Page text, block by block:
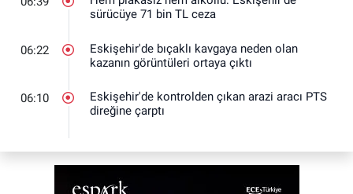
sürücüye 71 bin TL ceza
06:22
Eskişehir'de bıçaklı kavgaya neden olan
kazanın görüntüleri ortaya çıktı
06:10
Eskişehir'de kontrolden çıkan arazi aracı PTS
direğine çarptı